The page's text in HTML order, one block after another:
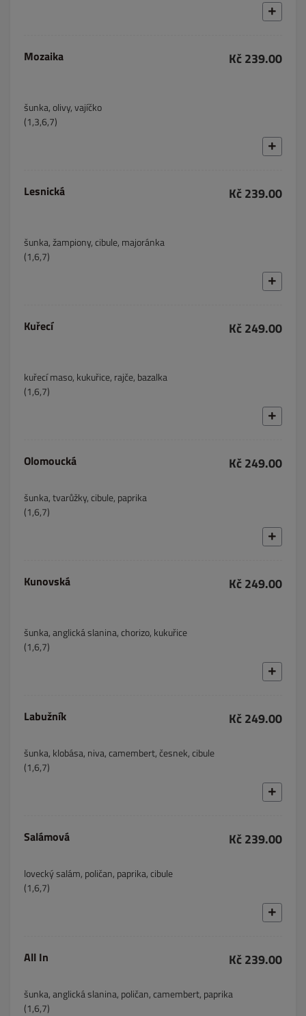
Mozaika Kč 239.00
šunka, olivy, vajíčko
(1,3,6,7)
Lesnická Kč 239.00
šunka, žampiony, cibule, majoránka
(1,6,7)
Kuřecí Kč 249.00
kuřecí maso, kukuřice, rajče, bazalka
(1,6,7)
Olomoucká Kč 249.00
šunka, tvarůžky, cibule, paprika
(1,6,7)
Kunovská Kč 249.00
šunka, anglická slanina, chorizo, kukuřice
(1,6,7)
Labužník Kč 249.00
šunka, klobása, niva, camembert, česnek, cibule
(1,6,7)
Salámová Kč 239.00
lovecký salám, poličan, paprika, cibule
(1,6,7)
All In Kč 239.00
šunka, anglická slanina, poličan, camembert, paprika
(1,6,7)